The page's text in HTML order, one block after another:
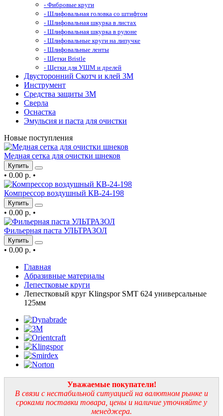
- Фибровые круги
- Шлифовальная головка со штифтом
- Шлифовальная шкурка в листах
- Шлифовальная шкурка в рулоне
- Шлифовальные круги на липучке
- Шлифовальные ленты
- Щетки Bristle
- Щетки для УШМ и дрелей
Двусторонний Скотч и клей 3М
Инструмент
Средства защиты 3М
Сверла
Оснастка
Эмульсия и паста для очистки
Новые поступления
Медная сетка для очистки шнеков
Купить
• 0.00 р. •
Компрессор воздушный КВ-24-198
Купить
• 0.00 р. •
Фильерная паста УЛЬТРАЗОЛ
Купить
• 0.00 р. •
Главная
Абразивные материалы
Лепестковые круги
Лепестковый круг Klingspor SMT 624 универсальные
125мм
Уважаемые покупатели!
В связи с нестабильной ситуацией на валютном рынке и
сроками поставки товара, цены и наличие уточняйте у
менеджера.